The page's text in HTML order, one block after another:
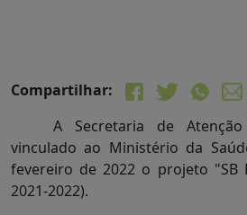
Compartilhar:
A Secretaria de
vinculado ao Ministério da
fevereiro de 2022 o projeto "SB
2021-2022).